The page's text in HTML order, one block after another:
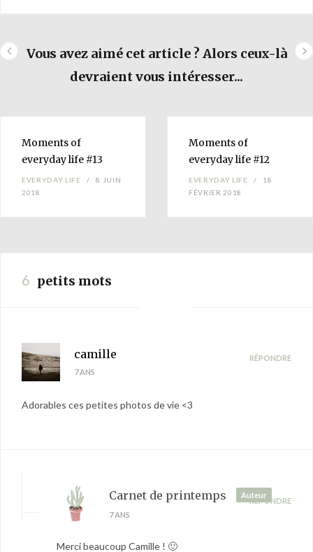
Vous avez aimé cet article ? Alors ceux-là
devraient vous intéresser...
Moments of
everyday life #13
EVERYDAY LIFE
8 JUIN
2018
Moments of
everyday life #12
EVERYDAY LIFE
18
FÉVRIER 2018
6 petits mots
camille
7 ANS
RÉPONDRE
Adorables ces petites photos de vie <3
Carnet de printemps Auteur
7 ANS
RÉPONDRE
Merci beaucoup Camille ! 🙂